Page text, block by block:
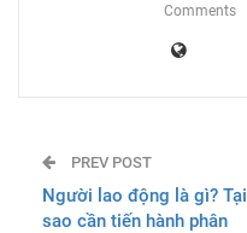
Comments
PREV POST
Người lao động là gì? Tại
sao cần tiến hành phân